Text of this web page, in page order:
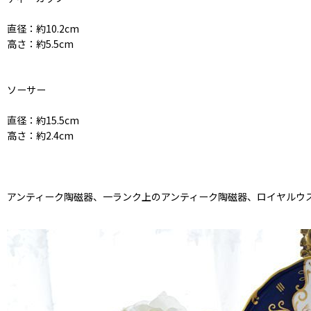
直径：約10.2cm
高さ：約5.5cm
ソーサー
直径：約15.5cm
高さ：約2.4cm
アンティーク陶磁器、一ランク上のアンティーク陶磁器、ロイヤルウ